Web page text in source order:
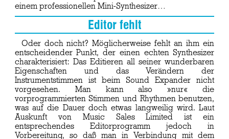
einem professionellen Mini-Synthesizer…
Editor fehlt
Oder doch nicht? Möglicherweise fehlt an ihm ein
entscheidender Punkt, der einen echten Synthesizer
charakterisiert: Das Editieren all seiner wunderbaren
Eigenschaften und das Verändern der
Instrumentstimmen ist beim Sound Expander nicht
vorgesehen. Man kann also »nur« die
vorprogrammierten Stimmen und Rhythmen benutzen,
was auf die Dauer doch etwas langweilig wird. Laut
Auskunft von Music Sales Limited ist ein
entsprechendes Editorprogramm jedoch in
Vorbereitung, so daß man in Verbindung mit dem